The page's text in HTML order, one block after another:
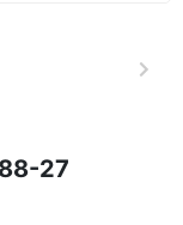
27